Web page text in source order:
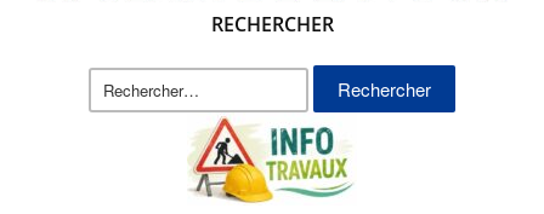
RECHERCHER
Rechercher :